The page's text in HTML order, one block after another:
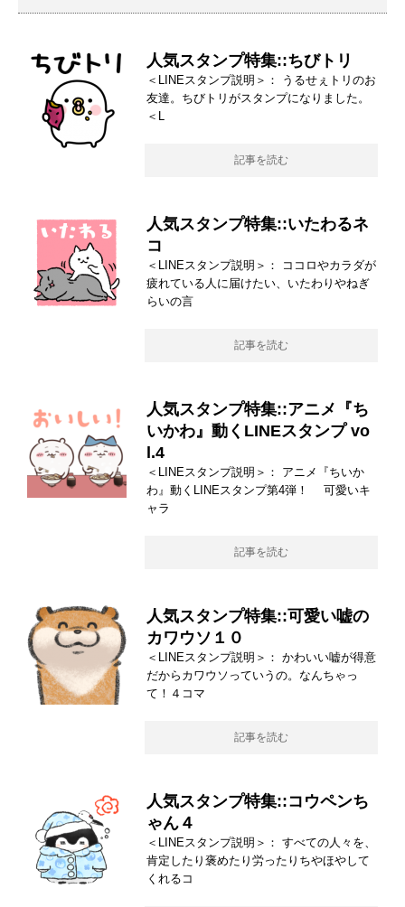
人気スタンプ特集::ちびトリ
＜LINEスタンプ説明＞： うるせぇトリのお
友達。ちびトリがスタンプになりました。
＜L
記事を読む
人気スタンプ特集::いたわるネ
コ
＜LINEスタンプ説明＞： ココロやカラダが
疲れている人に届けたい、いたわりやねぎ
らいの言
記事を読む
人気スタンプ特集::アニメ『ち
いかわ』動くLINEスタンプ vo
l.4
＜LINEスタンプ説明＞： アニメ『ちいか
わ』動くLINEスタンプ第4弾！ 可愛いキ
ャラ
記事を読む
人気スタンプ特集::可愛い嘘の
カワウソ１０
＜LINEスタンプ説明＞： かわいい嘘が得意
だからカワウソっていうの。なんちゃっ
て！４コマ
記事を読む
人気スタンプ特集::コウペンち
ゃん４
＜LINEスタンプ説明＞： すべての人々を、
肯定したり褒めたり労ったりちやほやして
くれるコ